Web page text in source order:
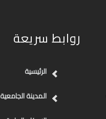
روابط سريعة
الرئيسية
المدينة الجامعية